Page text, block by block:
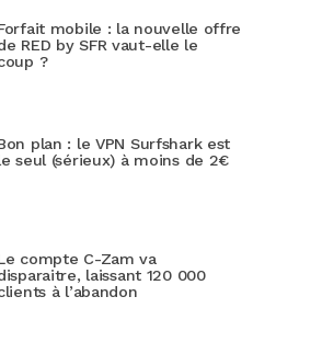
mobile : la nouvelle offre
RED by SFR vaut-elle le
?
plan : le VPN Surfshark est
seul (sérieux) à moins de 2€
compte C-Zam va
laissant 120 000
à l’abandon